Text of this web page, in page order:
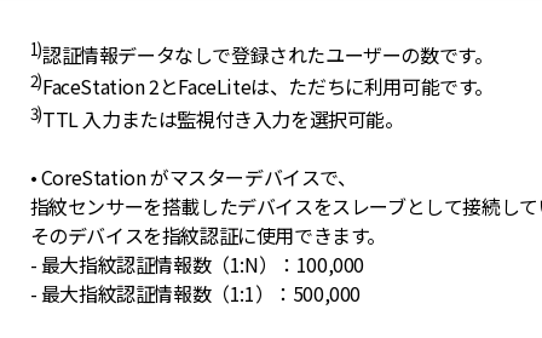
1)認証情報データなしで登録されたユーザーの数です。
2)FaceStation 2とFaceLiteは、ただちに利用可能です。
3)TTL 入力または監視付き入力を選択可能。
• CoreStation がマスターデバイスで、
指紋センサーを搭載したデバイスをスレーブとして接続し
そのデバイスを指紋認証に使用できます。
- 最大指紋認証情報数（1:N）：100,000
- 最大指紋認証情報数（1:1）：500,000